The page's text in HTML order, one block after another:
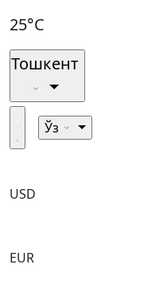
25°C
Тошкент
Ўз
USD
EUR